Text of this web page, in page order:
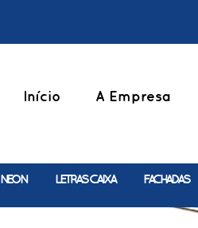
Início A Empresa
FACHADAS
LETRAS CAIXA
NEON